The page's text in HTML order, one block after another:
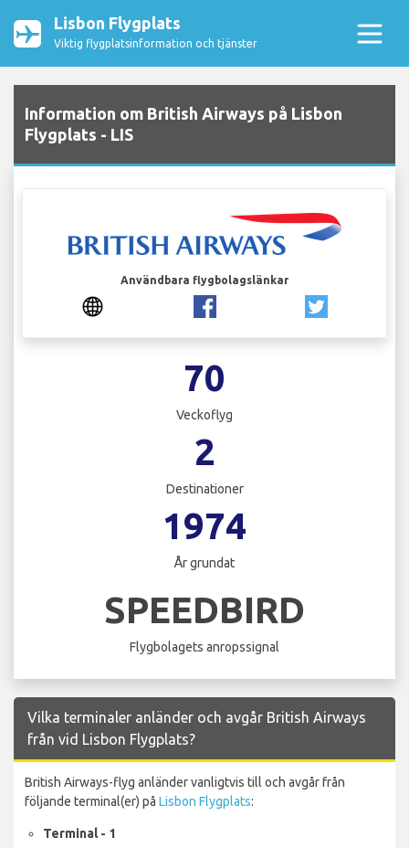
Lisbon Flygplats
Viktig flygplatsinformation och tjänster
Information om British Airways på Lisbon
Flygplats - LIS
Användbara flygbolagslänkar
70
Veckoflyg
2
Destinationer
1974
År grundat
SPEEDBIRD
Flygbolagets anropssignal
Vilka terminaler anländer och avgår British Airways
från vid Lisbon Flygplats?
British Airways-flyg anländer vanligtvis till och avgår från
följande terminal(er) på Lisbon Flygplats:
Terminal - 1